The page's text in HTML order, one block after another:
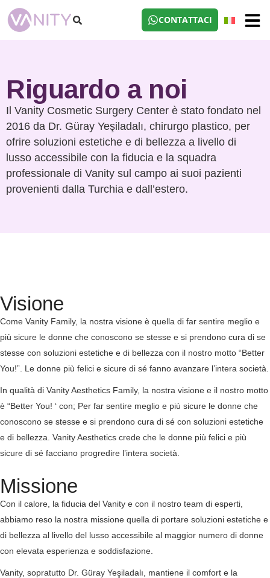
CONTATTACI
Riguardo a noi
Il Vanity Cosmetic Surgery Center è stato fondato nel
2016 da Dr. Güray Yeşiladalı, chirurgo plastico, per
ofrire soluzioni estetiche e di bellezza a livello di
lusso accessibile con la fiducia e la squadra
professionale di Vanity sul campo ai suoi pazienti
provenienti dalla Turchia e dall’estero.
Visione
Come Vanity Family, la nostra visione è quella di far sentire meglio e
più sicure le donne che conoscono se stesse e si prendono cura di se
stesse con soluzioni estetiche e di bellezza con il nostro motto “Better
You!”. Le donne più felici e sicure di sé fanno avanzare l’intera società.
In qualità di Vanity Aesthetics Family, la nostra visione e il nostro motto
è “Better You! ‘ con; Per far sentire meglio e più sicure le donne che
conoscono se stesse e si prendono cura di sé con soluzioni estetiche
e di bellezza. Vanity Aesthetics crede che le donne più felici e più
sicure di sé facciano progredire l’intera società.
Missione
Con il calore, la fiducia del Vanity e con il nostro team di esperti,
abbiamo reso la nostra missione quella di portare soluzioni estetiche e
di bellezza al livello del lusso accessibile al maggior numero di donne
con elevata esperienza e soddisfazione.
Vanity, sopratutto Dr. Güray Yeşiladalı, mantiene il comfort e la